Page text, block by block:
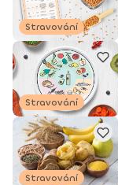
Stravování
Stravování
Stravování